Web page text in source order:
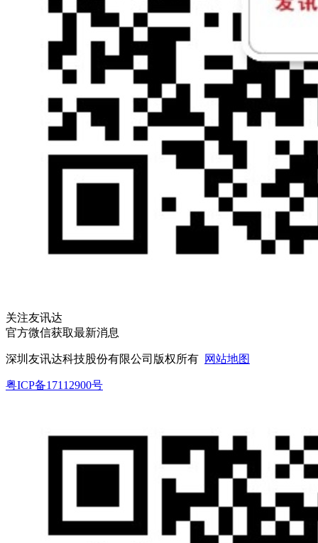
关注友讯达
官方微信获取最新消息
深圳友讯达科技股份有限公司版权所有 网站地图
粤ICP备17112900号